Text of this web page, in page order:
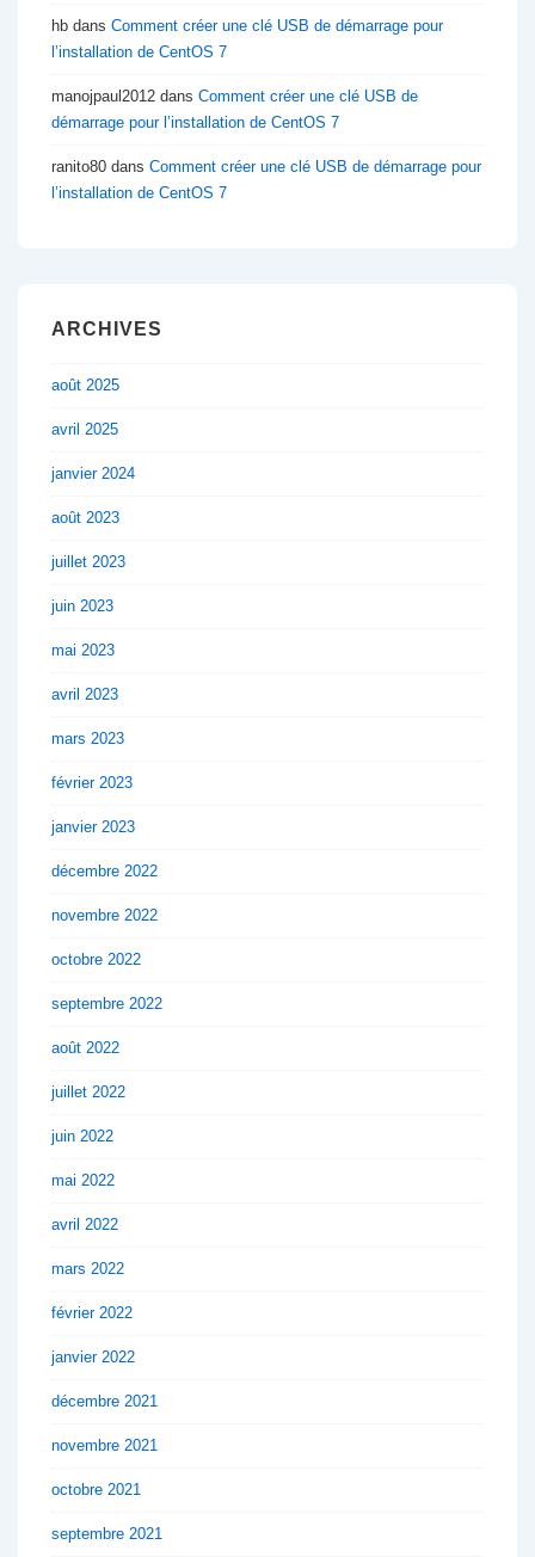
hb dans Comment créer une clé USB de démarrage pour
l’installation de CentOS 7
manojpaul2012 dans Comment créer une clé USB de
démarrage pour l’installation de CentOS 7
ranito80 dans Comment créer une clé USB de démarrage pour
l’installation de CentOS 7
ARCHIVES
août 2025
avril 2025
janvier 2024
août 2023
juillet 2023
juin 2023
mai 2023
avril 2023
mars 2023
février 2023
janvier 2023
décembre 2022
novembre 2022
octobre 2022
septembre 2022
août 2022
juillet 2022
juin 2022
mai 2022
avril 2022
mars 2022
février 2022
janvier 2022
décembre 2021
novembre 2021
octobre 2021
septembre 2021